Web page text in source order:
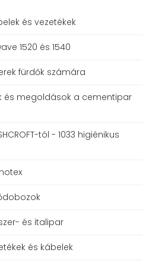
és vezetékek
1520 és 1540
fürdők számára
és megoldások a cementipar
tól - 1033 higiénikus
és italipar
és kábelek